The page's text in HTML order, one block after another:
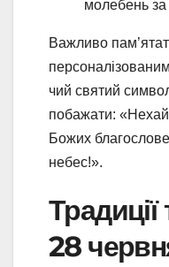
молебень за
Важливо
чий святий
побажати:
Божих
небес!».
28